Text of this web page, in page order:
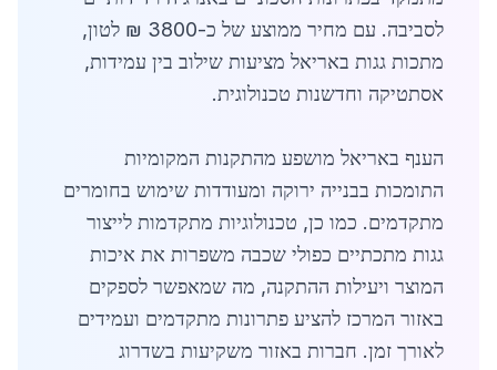
לסביבה. עם מחיר ממוצע של כ-3800 ₪ לטון,
מתכות גגות באריאל מציעות שילוב בין עמידות,
אסתטיקה וחדשנות טכנולוגית.
הענף באריאל מושפע מהתקנות המקומיות
התומכות בבנייה ירוקה ומעודדות שימוש בחומרים
מתקדמים. כמו כן, טכנולוגיות מתקדמות לייצור
גגות מתכתיים כפולי שכבה משפרות את איכות
המוצר ויעילות ההתקנה, מה שמאפשר לספקים
באזור המרכז להציע פתרונות מתקדמים ועמידים
לאורך זמן. חברות באזור משקיעות בשדרוג